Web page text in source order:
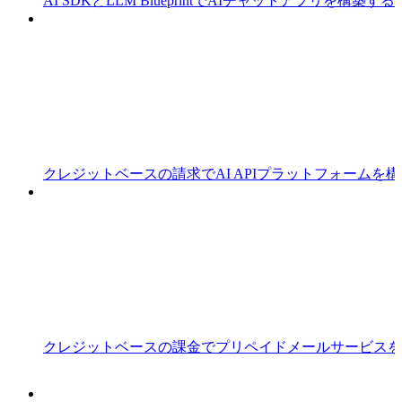
クレジットベースの請求でAI APIプラットフォームを
クレジットベースの課金でプリペイドメールサービス